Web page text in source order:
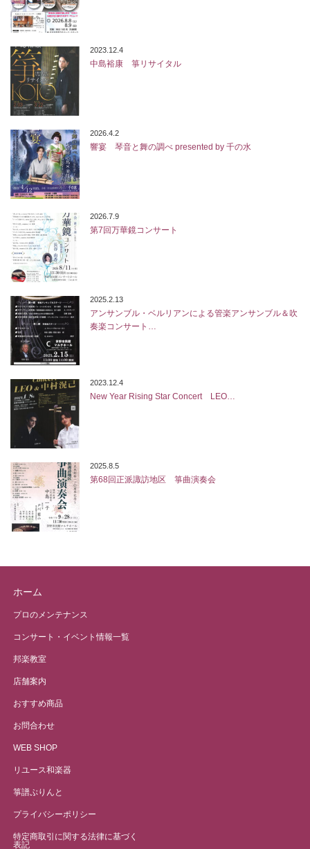
2023.12.4
中島裕康 箏リサイタル
2026.4.2
響宴 琴音と舞の調べ presented by 千の水
2026.7.9
第7回万華鏡コンサート
2025.2.13
アンサンブル・ベルリアンによる管楽アンサンブル＆吹
奏楽コンサート…
2023.12.4
New Year Rising Star Concert LEO…
2025.8.5
第68回正派諏訪地区 箏曲演奏会
ホーム
プロのメンテナンス
コンサート・イベント情報一覧
邦楽教室
店舗案内
おすすめ商品
お問合わせ
WEB SHOP
リユース和楽器
箏譜ぷりんと
プライバシーポリシー
特定商取引に関する法律に基づく
表記